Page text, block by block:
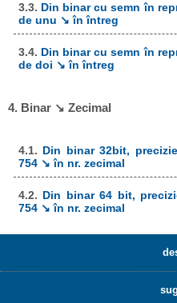
3.3. Din binar cu semn în
de unu ↘ în întreg
3.4. Din binar cu semn în
de doi ↘ în întreg
4. Binar ↘ Zecimal
4.1. Din binar 32bit,
754 ↘ în nr. zecimal
4.2. Din binar 64 bit,
754 ↘ în nr. zecimal